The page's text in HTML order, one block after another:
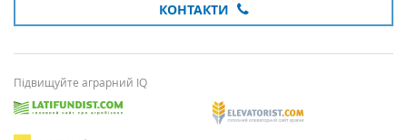
КОНТАКТИ
Підвищуйте аграрний IQ